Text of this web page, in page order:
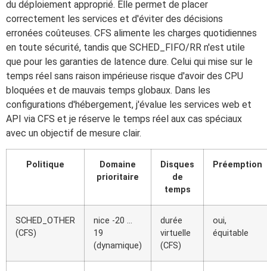
du déploiement approprié. Elle permet de placer
correctement les services et d'éviter des décisions
erronées coûteuses. CFS alimente les charges quotidiennes
en toute sécurité, tandis que SCHED_FIFO/RR n'est utile
que pour les garanties de latence dure. Celui qui mise sur le
temps réel sans raison impérieuse risque d'avoir des CPU
bloquées et de mauvais temps globaux. Dans les
configurations d'hébergement, j'évalue les services web et
API via CFS et je réserve le temps réel aux cas spéciaux
avec un objectif de mesure clair.
Politique
Domaine
prioritaire
Disques
de
temps
Préemption
SCHED_OTHER
(CFS)
nice -20 ...
19
(dynamique)
durée
virtuelle
(CFS)
oui,
équitable